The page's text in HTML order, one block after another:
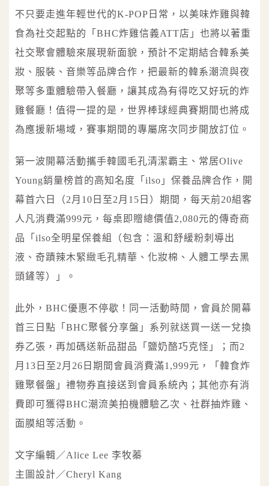
不只要走進年輕世代的K-POP日常，以美味炸雞與韓
食為社交起點的「BHC炸雞信義ATT店」也將以著重
社交聚會體驗來展現新面貌，預計不定期結合韓系美
妝、服裝、音樂等品牌合作，把最新的韓系潮流與夜
聚等多重體驗帶入餐廳，讓其成為有得吃又好玩的炸
雞餐廳！值得一提的是，世界棒球經典賽期間也將成
為應援新場域，賽事期間的專屬席次同步開放訂位。
第一波開幕活動攜手韓國毛孔清潔霸主、常居Olive
Young銷量榜首的高知名度「ilso」保養品牌合作，開
幕首六日（2月10日至2月15日）期間，每天前20組客
人凡消費滿999元，每桌即贈總價值2,080元的傳奇商
品「ilso全明星保養組（包含：溫和舒緩粉刺導出
液、奇蹟辣木緊緻毛孔精華、化妝棉、人體工學去黑
頭鏟等）」。
此外，BHC優惠不停歇！同一活動時間，會員於開幕
首三日點「BHC聚餐分享盤」系列就送買一送一兌換
券乙張，再加碼送新品甜品「鹽奶酪巧克怪」；而2
月13日至2月26日期間會員消費滿1,999元，「韓食炸
雞聚餐盤」禮物券直接送到會員系統內；其他亦有消
費即可獲得BHC潮流美拍機體驗乙次、社群抽炸雞、
面膜組等活動。
文字編輯／Alice Lee 李牧蓁
主圖設計／Cheryl Kang